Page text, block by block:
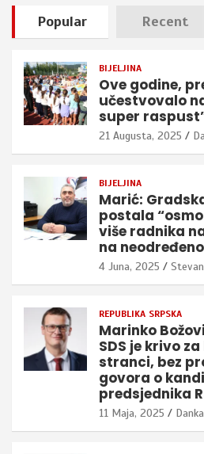
Popular Recent
BIJELJINA
Ove godine,
učestvovalo
super
21 Augusta, 2025
BIJELJINA
Marić:
postala
više radnika
na neodređeno
4 Juna, 2025
REPUBLIKA SRPSKA
Marinko
SDS je krivo
stranci, bez
govora o
predsjednika
11 Maja, 2025 Danka